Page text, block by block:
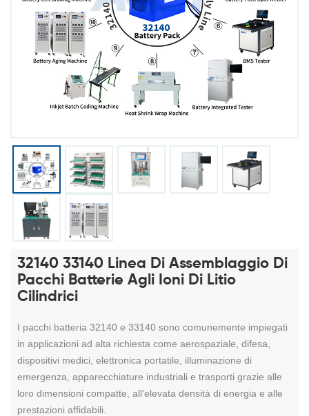
32140 33140 Linea Di Assemblaggio Di
Pacchi Batterie Agli Ioni Di Litio
Cilindrici
I pacchi batteria 32140 e 33140 sono comunemente impiegati
in applicazioni ad alta richiesta come aerospaziale, difesa,
dispositivi medici, elettronica portatile, illuminazione di
emergenza, apparecchiature industriali e trasporti grazie alle
loro dimensioni compatte, all'elevata densità di energia e alle
prestazioni affidabili.